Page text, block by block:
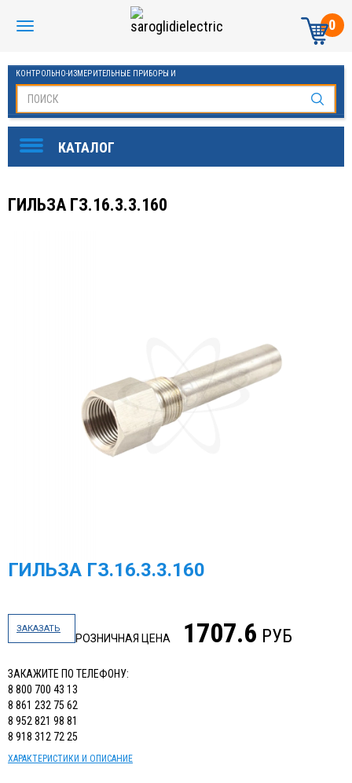
0
КОНТРОЛЬНО-ИЗМЕРИТЕЛЬНЫЕ ПРИБОРЫ И
ГИЛЬЗА ГЗ.16.3.3.160
ГИЛЬЗА ГЗ.16.3.3.160
ЗАКАЗАТЬ
РОЗНИЧНАЯ ЦЕНА 1707.6 РУБ
ЗАКАЖИТЕ ПО ТЕЛЕФОНУ:
8 800 700 43 13
8 861 232 75 62
8 952 821 98 81
8 918 312 72 25
ХАРАКТЕРИСТИКИ И ОПИСАНИЕ